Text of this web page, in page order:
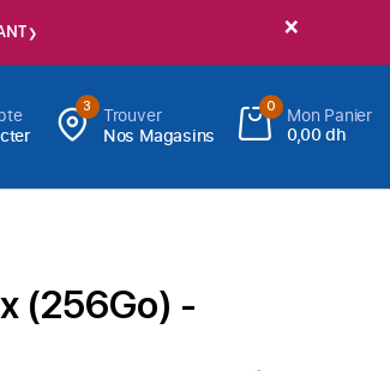
×
3
Trouver
Nos Magasins
0
Mon Panier
0,00 dh
(256Go) -